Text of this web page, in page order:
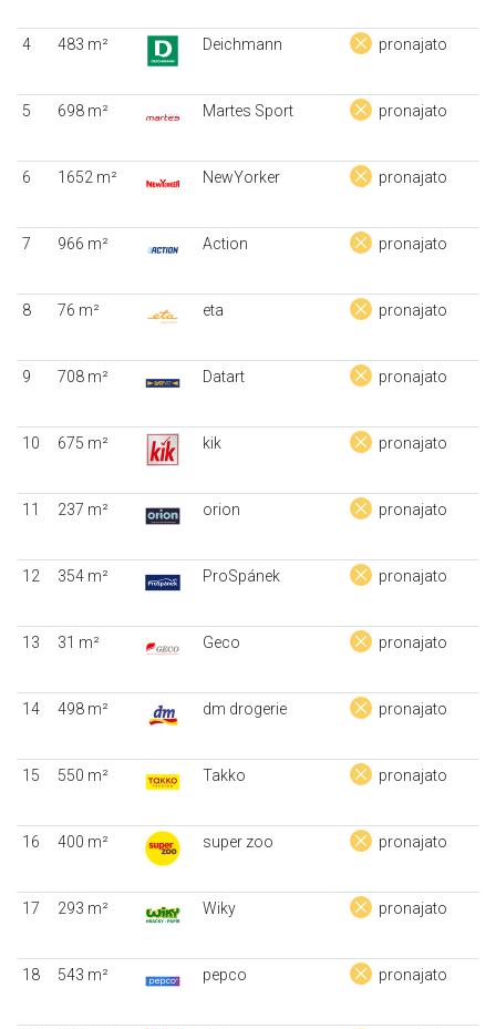
4 483 m² Deichmann pronajato
5 698 m² Martes Sport pronajato
6 1652 m² NewYorker pronajato
7 966 m² Action pronajato
8 76 m² eta pronajato
9 708 m² Datart pronajato
10 675 m² kik pronajato
11 237 m² orion pronajato
12 354 m² ProSpánek pronajato
13 31 m² Geco pronajato
14 498 m² dm drogerie pronajato
15 550 m² Takko pronajato
16 400 m² super zoo pronajato
17 293 m² Wiky pronajato
18 543 m² pepco pronajato